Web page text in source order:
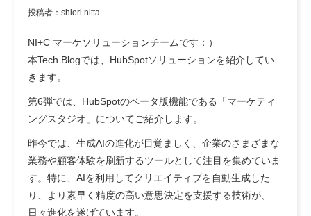
投稿者：shiori nitta
NI+C マーケソリューションチームです：）
本Tech Blogでは、HubSpotソリューションを紹介してい
きます。
第6弾では、HubSpotのベータ版機能である「マーケティ
ングスタジオ」についてご紹介します。
昨今では、生成AIの進化が目覚ましく、企業のさまざまな
業務や顧客体験を刷新するツールとして注目を集めていま
す。特に、AIを利用してクリエイティブを自動生成した
り、より素早く精度の高い意思決定を支援する技術が、
日々進化を遂げています。